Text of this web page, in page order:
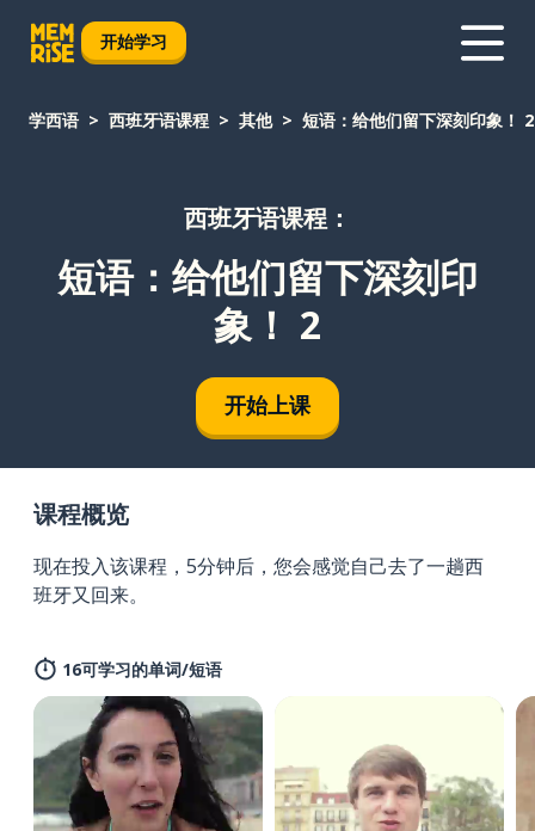
开始学习
学西语 西班牙语课程 其他 短语：给他们留下深刻印象！ 2
西班牙语课程：
短语：给他们留下深刻印
象！ 2
开始上课
课程概览
现在投入该课程，5分钟后，您会感觉自己去了一趟西
班牙又回来。
16可学习的单词/短语